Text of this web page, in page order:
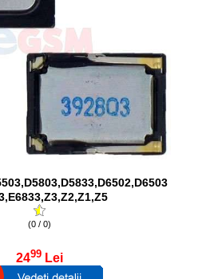
(0 / 0)
2499 Lei